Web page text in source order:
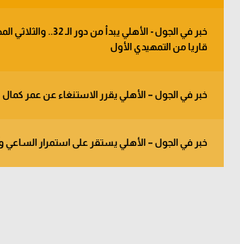
خبر في الجول - الأهلي يبدأ من
قاريا من التمهيدي الأول
خبر في الجول – الأهلي يقرر الاستنغاء عن عمر كمال
خبر في الجول – الأهلي يستقر على استمرار الساعي